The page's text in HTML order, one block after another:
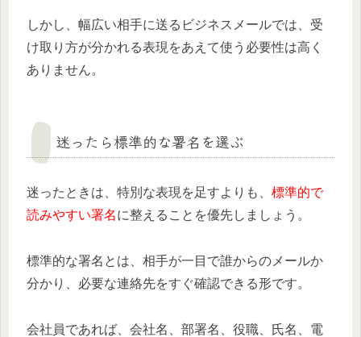
しかし、幅広い相手に送るビジネスメールでは、受
け取り方が分かれる表現をあえて使う必要性は高く
ありません。
迷ったら標準的な署名を選ぶ
迷ったときは、特別な表現を足すよりも、 標準的で
読みやすい署名に整えることを優先しましょう。
標準的な署名とは、相手が一目で誰からのメールか
分かり、必要な連絡先をすぐ確認できる形です。
会社員であれば、会社名、部署名、役職、氏名、電